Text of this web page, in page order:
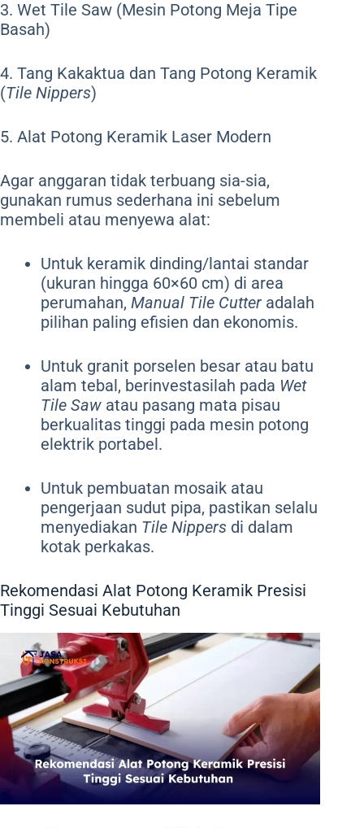
3. Wet Tile Saw (Mesin Potong Meja Tipe
Basah)
4. Tang Kakaktua dan Tang Potong Keramik
(Tile Nippers)
5. Alat Potong Keramik Laser Modern
Agar anggaran tidak terbuang sia-sia,
gunakan rumus sederhana ini sebelum
membeli atau menyewa alat:
Untuk keramik dinding/lantai standar
(ukuran hingga 60×60 cm) di area
perumahan, Manual Tile Cutter adalah
pilihan paling efisien dan ekonomis.
Untuk granit porselen besar atau batu
alam tebal, berinvestasilah pada Wet
Tile Saw atau pasang mata pisau
berkualitas tinggi pada mesin potong
elektrik portabel.
Untuk pembuatan mosaik atau
pengerjaan sudut pipa, pastikan selalu
menyediakan Tile Nippers di dalam
kotak perkakas.
Rekomendasi Alat Potong Keramik Presisi
Tinggi Sesuai Kebutuhan